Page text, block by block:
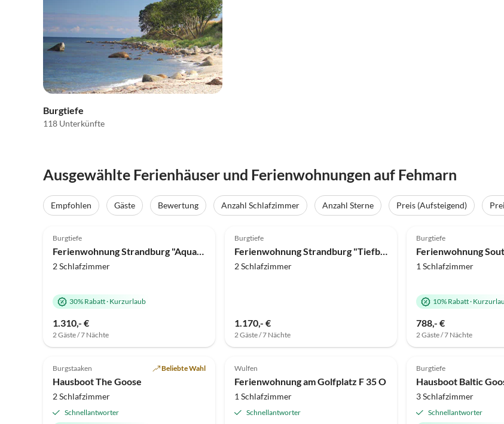
Burgtiefe
118 Unterkünfte
Ausgewählte Ferienhäuser und Ferienwohnungen auf Fehmarn
Empfohlen Gäste Bewertung Anzahl Schlafzimmer Anzahl Sterne Preis (Aufsteigend)
Top-Inserat
Burgtiefe
Ferienwohnung Strandburg "Aquamarin" 01.a
2 Schlafzimmer
30% Rabatt· Kurzurlaub
1.310,- €
2 Gäste / 7 Nächte
Top-Inserat
Burgtiefe
Ferienwohnung Strandburg "Tiefblau" 01.b
2 Schlafzimmer
1.170,- €
2 Gäste / 7 Nächte
Burgtiefe
Ferienwohnung
1 Schlafzimmer
10% Rabatt·
788,- €
2 Gäste / 7 Nächte
Virtuelle
Tour
Top-Inserat
4.5 (3)
Burgstaaken Beliebte Wahl
Hausboot The Goose
2 Schlafzimmer
Schnellantworter
Top-Inserat
Wulfen
Ferienwohnung am Golfplatz F 35 O
1 Schlafzimmer
Schnellantworter
Virtuelle
Burgtiefe
Hausboot Baltic
3 Schlafzimmer
Schnellantworter